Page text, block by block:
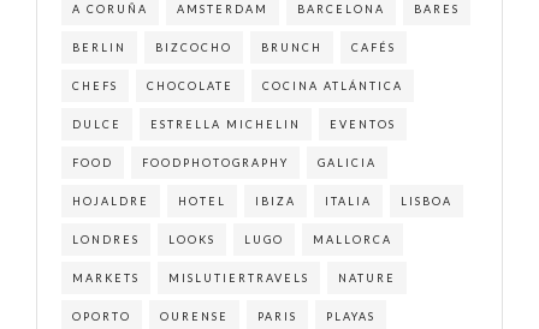
A CORUÑA AMSTERDAM BARCELONA BARES
BERLIN BIZCOCHO BRUNCH CAFÉS
CHEFS CHOCOLATE COCINA ATLÁNTICA
DULCE ESTRELLA MICHELIN EVENTOS
FOOD FOODPHOTOGRAPHY GALICIA
HOJALDRE HOTEL IBIZA ITALIA LISBOA
LONDRES LOOKS LUGO MALLORCA
MARKETS MISLUTIERTRAVELS NATURE
OPORTO OURENSE PARIS PLAYAS